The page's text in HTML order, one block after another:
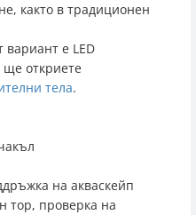
както в традиционен
вариант е LED
откриете
тела.
на акваскейп
тор, проверка на